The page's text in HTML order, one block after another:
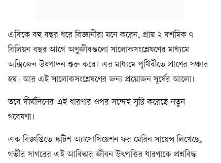
এদিকে বহু বছর ধরে বিজ্ঞানীরা মনে করেন, প্রায় ২ দশমিক ৭
বিলিয়ন বছর আগে অণুজীবগুলো সালোকসংশ্লেষণের মাধ্যমে
অক্সিজেন উৎপাদন শুরু করে। এর মাধ্যমে পৃথিবীতে প্রাণের সঞ্চার
হয়। আর এই সালোকসংশ্লেষণের জন্য প্রয়োজন সূর্যের আলো।
তবে দীর্ঘদিনের এই ধারণার ওপর সন্দেহ সৃষ্টি করেছে নতুন
গবেষণা।
এক বিজ্ঞপ্তিতে স্কটিশ অ্যাসোসিয়েশন ফর মেরিন সায়েন্স লিখেছে,
গভীর সাগরের এই আবিষ্কার জীবন উৎপত্তির ধারণাকে প্রশ্নবিদ্ধ